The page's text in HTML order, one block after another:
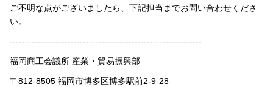
ご不明な点がございましたら、下記担当までお問い合わせくださ
い。
---------------------------------------------------------------
福岡商工会議所 産業・貿易振興部
〒812-8505 福岡市博多区博多駅前2-9-28